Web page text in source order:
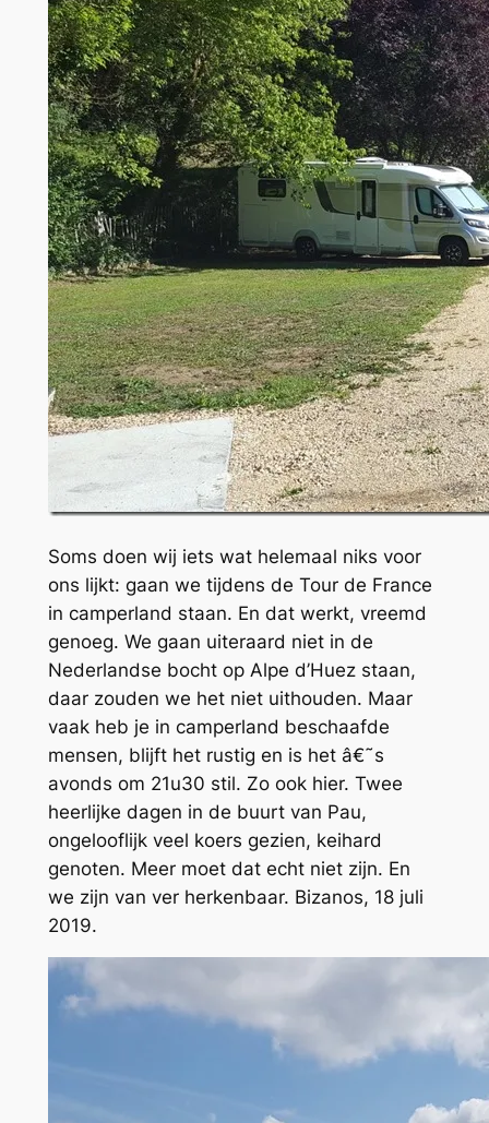
Soms doen wij iets wat helemaal niks voor
ons lijkt: gaan we tijdens de Tour de France
in camperland staan. En dat werkt, vreemd
genoeg. We gaan uiteraard niet in de
Nederlandse bocht op Alpe d’Huez staan,
daar zouden we het niet uithouden. Maar
vaak heb je in camperland beschaafde
mensen, blijft het rustig en is het â€˜s
avonds om 21u30 stil. Zo ook hier. Twee
heerlijke dagen in de buurt van Pau,
ongelooflijk veel koers gezien, keihard
genoten. Meer moet dat echt niet zijn. En
we zijn van ver herkenbaar. Bizanos, 18 juli
2019.